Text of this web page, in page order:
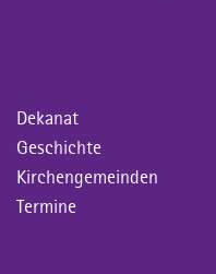
Dekanat
Geschichte
Kirchengemeinden
Termine